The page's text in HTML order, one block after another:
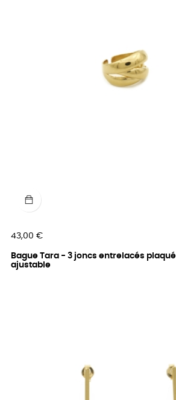
Prix
43,00 €
Bague Tara - 3 joncs entrelacés
ajustable